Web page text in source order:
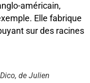
américain,
Elle fabrique
sur des racines
de Julien